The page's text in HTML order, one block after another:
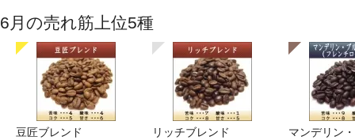
6月の売れ筋上位5種
豆匠ブレンド
リッチブレンド
マンデリン